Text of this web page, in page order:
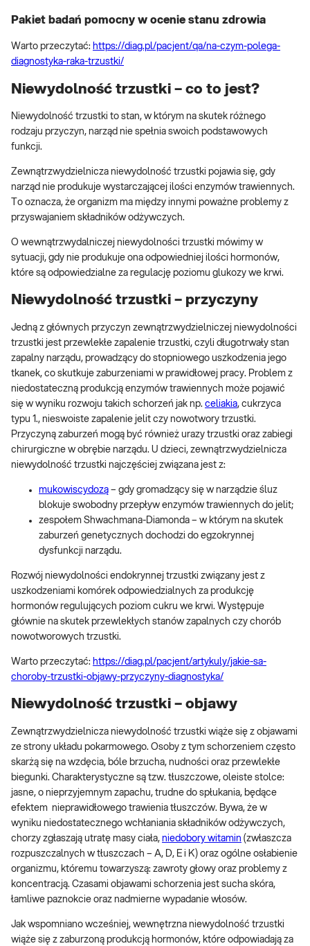
Pakiet badań pomocny w ocenie stanu zdrowia
Warto przeczytać: https://diag.pl/pacjent/qa/na-czym-polega-
diagnostyka-raka-trzustki/
Niewydolność trzustki – co to jest?
Niewydolność trzustki to stan, w którym na skutek różnego
rodzaju przyczyn, narząd nie spełnia swoich podstawowych
funkcji.
Zewnątrzwydzielnicza niewydolność trzustki pojawia się, gdy
narząd nie produkuje wystarczającej ilości enzymów trawiennych.
To oznacza, że organizm ma między innymi poważne problemy z
przyswajaniem składników odżywczych.
O wewnątrzwydalniczej niewydolności trzustki mówimy w
sytuacji, gdy nie produkuje ona odpowiedniej ilości hormonów,
które są odpowiedzialne za regulację poziomu glukozy we krwi.
Niewydolność trzustki – przyczyny
Jedną z głównych przyczyn zewnątrzwydzielniczej niewydolności
trzustki jest przewlekłe zapalenie trzustki, czyli długotrwały stan
zapalny narządu, prowadzący do stopniowego uszkodzenia jego
tkanek, co skutkuje zaburzeniami w prawidłowej pracy. Problem z
niedostateczną produkcją enzymów trawiennych może pojawić
się w wyniku rozwoju takich schorzeń jak np. celiakia, cukrzyca
typu 1., nieswoiste zapalenie jelit czy nowotwory trzustki.
Przyczyną zaburzeń mogą być również urazy trzustki oraz zabiegi
chirurgiczne w obrębie narządu. U dzieci, zewnątrzwydzielnicza
niewydolność trzustki najczęściej związana jest z:
mukowiscydozą – gdy gromadzący się w narządzie śluz
blokuje swobodny przepływ enzymów trawiennych do jelit;
zespołem Shwachmana-Diamonda – w którym na skutek
zaburzeń genetycznych dochodzi do egzokrynnej
dysfunkcji narządu.
Rozwój niewydolności endokrynnej trzustki związany jest z
uszkodzeniami komórek odpowiedzialnych za produkcję
hormonów regulujących poziom cukru we krwi. Występuje
głównie na skutek przewlekłych stanów zapalnych czy chorób
nowotworowych trzustki.
Warto przeczytać: https://diag.pl/pacjent/artykuly/jakie-sa-
choroby-trzustki-objawy-przyczyny-diagnostyka/
Niewydolność trzustki – objawy
Zewnątrzwydzielnicza niewydolność trzustki wiąże się z objawami
ze strony układu pokarmowego. Osoby z tym schorzeniem często
skarżą się na wzdęcia, bóle brzucha, nudności oraz przewlekłe
biegunki. Charakterystyczne są tzw. tłuszczowe, oleiste stolce:
jasne, o nieprzyjemnym zapachu, trudne do spłukania, będące
efektem nieprawidłowego trawienia tłuszczów. Bywa, że w
wyniku niedostatecznego wchłaniania składników odżywczych,
chorzy zgłaszają utratę masy ciała, niedobory witamin (zwłaszcza
rozpuszczalnych w tłuszczach – A, D, E i K) oraz ogólne osłabienie
organizmu, któremu towarzyszą: zawroty głowy oraz problemy z
koncentracją. Czasami objawami schorzenia jest sucha skóra,
łamliwe paznokcie oraz nadmierne wypadanie włosów.
Jak wspomniano wcześniej, wewnętrzna niewydolność trzustki
wiąże się z zaburzoną produkcją hormonów, które odpowiadają za